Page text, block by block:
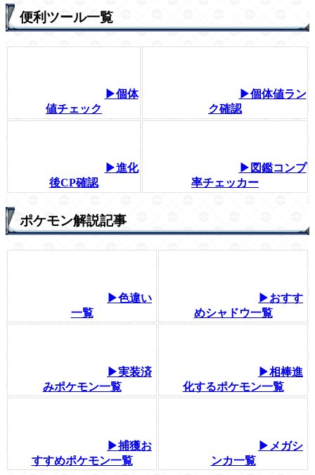
便利ツール一覧
▶個体
値チェック
▶個体値ラン
ク確認
▶進化
後CP確認
▶図鑑コンプ
率チェッカー
ポケモン解説記事
▶色違い
一覧
▶おすす
めシャドウ一覧
▶実装済
みポケモン一覧
▶相棒進
化するポケモン一覧
▶捕獲お
すすめポケモン一覧
▶メガシ
ンカ一覧